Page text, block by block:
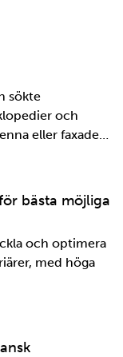
sökte
och
eller faxade
Det är inte
…bästa möjliga
och optimera
med höga